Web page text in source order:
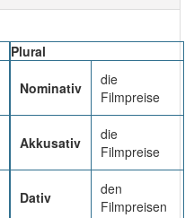
Plural
Nominativ
die
Filmpreise
Akkusativ
die
Filmpreise
Dativ
den
Filmpreisen